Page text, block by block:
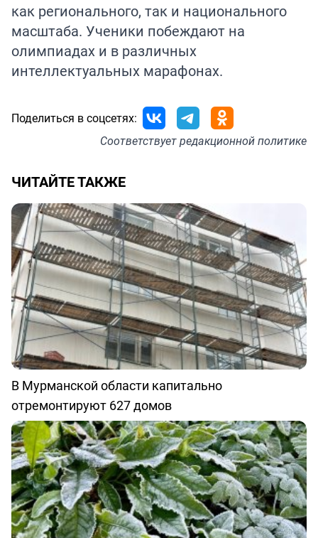
как регионального, так и национального
масштаба. Ученики побеждают на
олимпиадах и в различных
интеллектуальных марафонах.
Поделиться в соцсетях:
Соответствуетредакционной политике
ЧИТАЙТЕ ТАКЖЕ
В Мурманской области капитально
отремонтируют 627 домов